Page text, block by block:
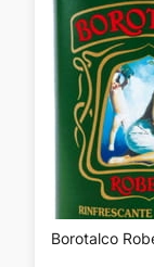
Borotalco